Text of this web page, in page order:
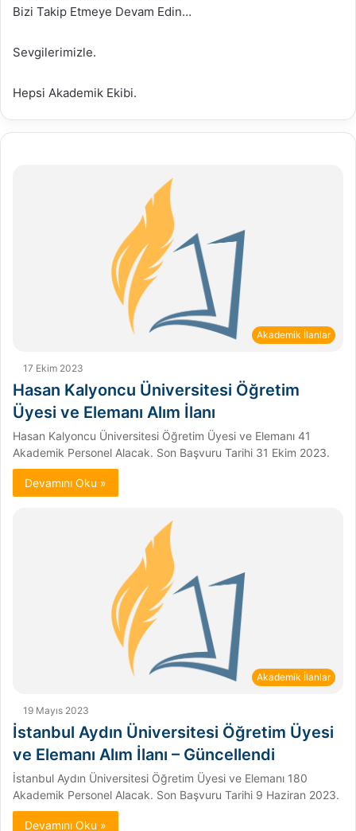
Bizi Takip Etmeye Devam Edin…
Sevgilerimizle.
Hepsi Akademik Ekibi.
Akademik İlanlar
17 Ekim 2023
Hasan Kalyoncu Üniversitesi Öğretim
Üyesi ve Elemanı Alım İlanı
Hasan Kalyoncu Üniversitesi Öğretim Üyesi ve Elemanı 41
Akademik Personel Alacak. Son Başvuru Tarihi 31 Ekim 2023.
Devamını Oku »
Akademik İlanlar
19 Mayıs 2023
İstanbul Aydın Üniversitesi Öğretim Üyesi
ve Elemanı Alım İlanı – Güncellendi
İstanbul Aydın Üniversitesi Öğretim Üyesi ve Elemanı 180
Akademik Personel Alacak. Son Başvuru Tarihi 9 Haziran 2023.
Devamını Oku »